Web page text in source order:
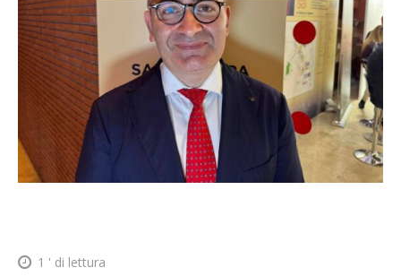
1 ' di lettura